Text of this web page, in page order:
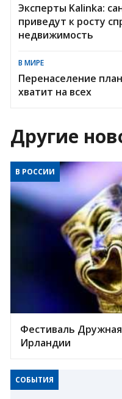
Эксперты Kalinka:
приведут к росту
недвижимость
В МИРЕ
Перенаселение
хватит на всех
Другие
В РОССИИ
Фестиваль
Ирландии
СОБЫТИЯ